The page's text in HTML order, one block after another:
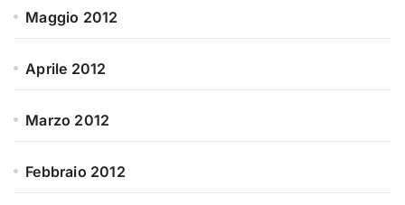
Maggio 2012
Aprile 2012
Marzo 2012
Febbraio 2012